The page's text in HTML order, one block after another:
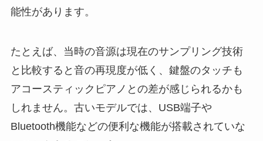
能性があります。
たとえば、当時の音源は現在のサンプリング技術
と比較すると音の再現度が低く、鍵盤のタッチも
アコースティックピアノとの差が感じられるかも
しれません。古いモデルでは、USB端子や
Bluetooth機能などの便利な機能が搭載されていな